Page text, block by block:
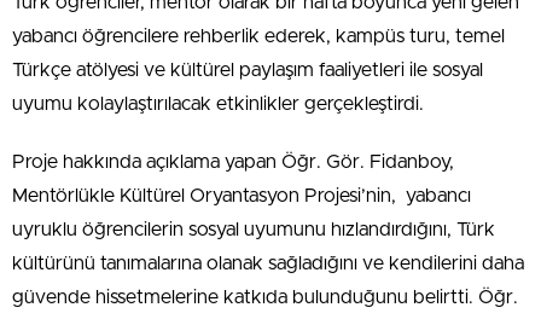
yabancı öğrencilere rehberlik ederek, kampüs turu, temel
Türkçe atölyesi ve kültürel paylaşım faaliyetleri ile sosyal
uyumu kolaylaştırılacak etkinlikler gerçekleştirdi.
Proje hakkında açıklama yapan Öğr. Gör. Fidanboy,
Mentörlükle Kültürel Oryantasyon Projesi’nin, yabancı
uyruklu öğrencilerin sosyal uyumunu hızlandırdığını, Türk
kültürünü tanımalarına olanak sağladığını ve kendilerini daha
güvende hissetmelerine katkıda bulunduğunu belirtti. Öğr.